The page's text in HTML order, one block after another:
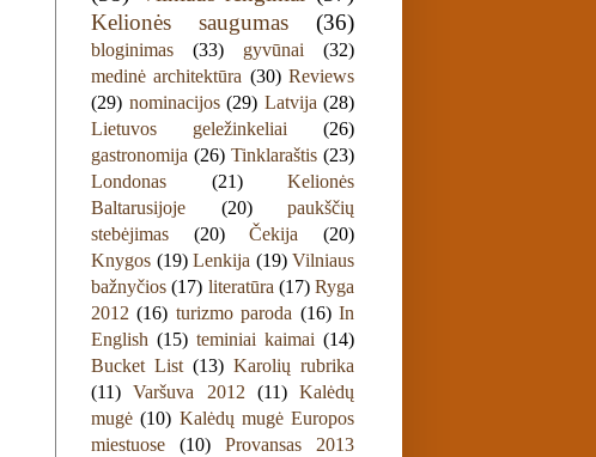
Kelionės saugumas
(36)
bloginimas (33) gyvūnai
(32)
medinė architektūra (30) Reviews
(29) nominacijos (29) Latvija (28)
Lietuvos geležinkeliai
(26)
gastronomija (26) Tinklaraštis (23)
Londonas
(21)
Kelionės
Baltarusijoje
(20)
paukščių
stebėjimas
(20) Čekija
(20)
Knygos (19) Lenkija (19) Vilniaus
bažnyčios (17) literatūra (17) Ryga
2012 (16) turizmo paroda (16) In
English (15) teminiai kaimai (14)
Bucket List (13) Karolių rubrika
(11)
Varšuva 2012 (11)
Kalėdų
mugė (10) Kalėdų mugė Europos
miestuose
(10) Provansas 2013